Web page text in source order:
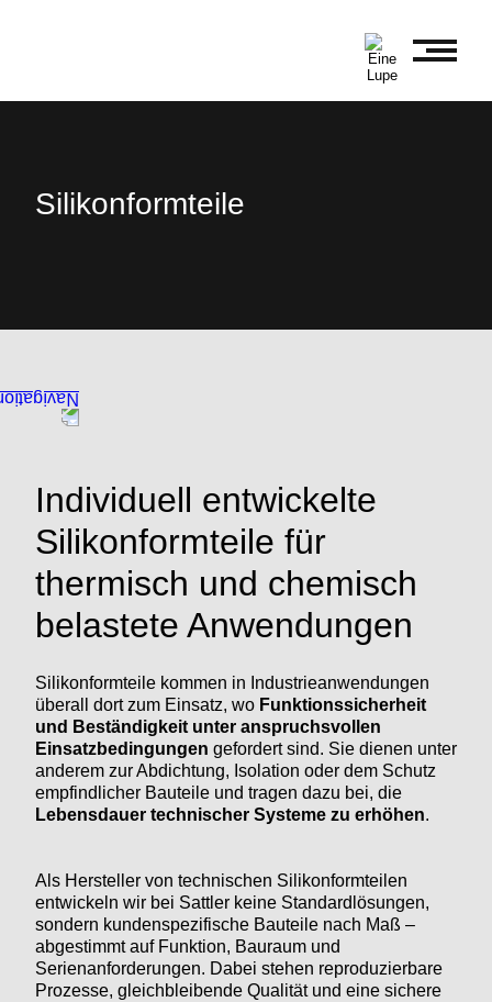
Silikonformteile
Individuell entwickelte
Silikonformteile für
thermisch und chemisch
belastete Anwendungen
Silikonformteile kommen in Industrieanwendungen
überall dort zum Einsatz, wo Funktionssicherheit
und Beständigkeit unter anspruchsvollen
Einsatzbedingungen gefordert sind. Sie dienen unter
anderem zur Abdichtung, Isolation oder dem Schutz
empfindlicher Bauteile und tragen dazu bei, die
Lebensdauer technischer Systeme zu erhöhen.
Als Hersteller von technischen Silikonformteilen
entwickeln wir bei Sattler keine Standardlösungen,
sondern kundenspezifische Bauteile nach Maß –
abgestimmt auf Funktion, Bauraum und
Serienanforderungen. Dabei stehen reproduzierbare
Prozesse, gleichbleibende Qualität und eine sichere